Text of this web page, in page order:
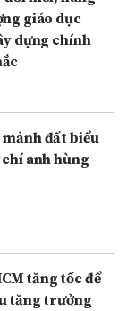
giáo dục
dựng chính
đất biểu
anh hùng
tăng tốc để
tăng trưởng